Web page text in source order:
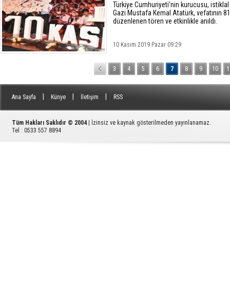
Türkiye Cumhuriyeti’nin kurucusu,
Gazi Mustafa Kemal Atatürk, vefatının
düzenlenen tören ve etkinlikle anıldı.
10 Kasım 2019 Pazar 09:29
3 4 5 6 7 8 9 10
Ana Sayfa Künye İletişim RSS
Tüm Hakları Saklıdır © 2004
| İzinsiz ve kaynak gösterilmeden yayınlanamaz.
Tel : 0533 557 8894